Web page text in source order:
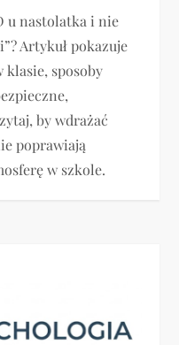
u nastolatka i nie
Artykuł pokazuje
sposoby
by wdrażać
poprawiają
w szkole.